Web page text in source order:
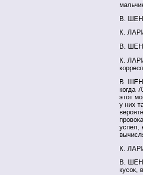
В.
К.
В.
К.
В.
когда
этот
у них
успел,
К.
В.
кусок,